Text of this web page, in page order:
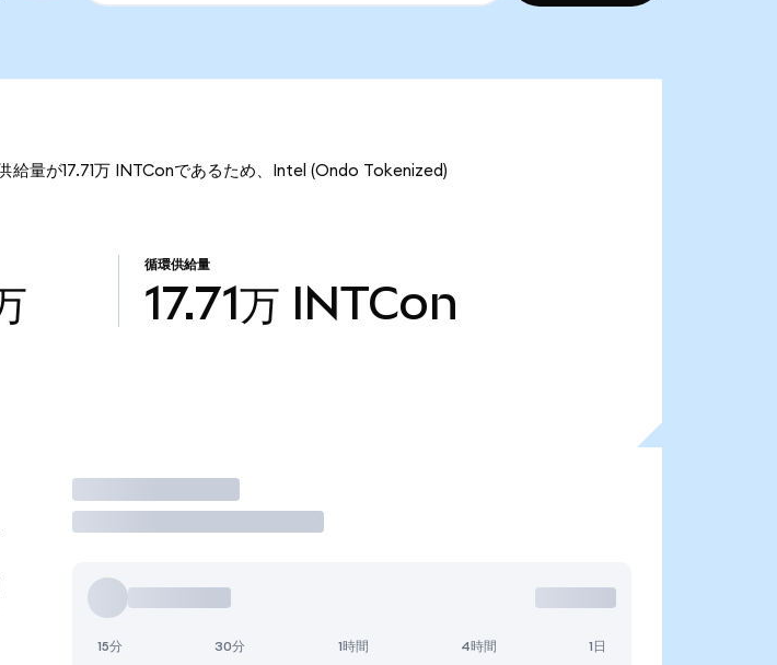
給量が17.71万 INTConであるため、Intel (Ondo Tokenized)
循環供給量
17.71万 INTCon
取引
15分 30分 1時間 4時間 1日